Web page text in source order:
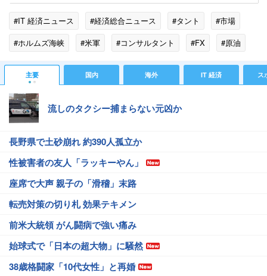
#IT 経済ニュース #経済総合ニュース #タント
#市場
#ホルムズ海峡
#米軍 #コンサルタント #FX
#原油
#マネックス証券
#イスラエル #イラン
主要 国内 海外 IT 経済 ス
流しのタクシー捕まらない元凶か
長野県で土砂崩れ 約390人孤立か
性被害者の友人「ラッキーやん」
座席で大声 親子の「滑稽」末路
転売対策の切り札 効果テキメン
前米大統領 がん闘病で強い痛み
始球式で「日本の超大物」に騒然
38歳格闘家「10代女性」と再婚